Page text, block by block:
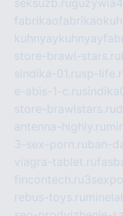
seksuzb.ru
store-brawl-stars.ru
sindika-01.rusp-
e-abis-1-c.ru
store-brawlstars.ru
antenna-highly.ru
3-sex-porn.ruban-
viagra-tablet.ru
fincontech.ru
rebus-toys.ru